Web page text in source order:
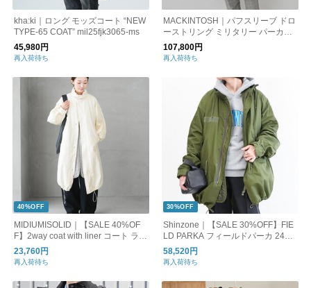
kha:ki｜ロング モッズコート “NEW
TYPE-65 COAT” mil25fjk3065-ms
45,980円
再入荷待ち
MACKINTOSH｜パフスリーブ ドロ
ーストリング ミリタリー パーカー
“SKYE PARKA” l222hi1021coti-mn
l222hi1021coti
107,800円
再入荷待ち
40%OFF
MIDIUMISOLID｜【SALE 40%OF
F】2way coat with liner コート ライ
ナー 4-17205443
23,760円
再入荷待ち
30%OFF
Shinzone｜【SALE 30%OFF】FIE
LD PARKA フィールドパーカ 24am
sco01
58,520円
再入荷待ち